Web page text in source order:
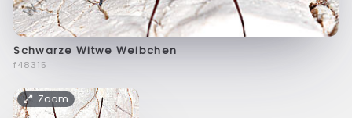
Schwarze Witwe Weibchen
f48315
Zoom